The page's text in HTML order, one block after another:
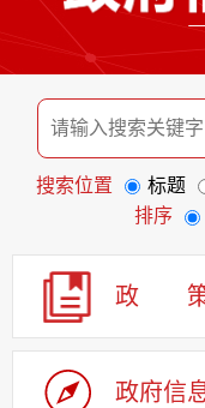
搜索位置 标题
排序
政
政府信